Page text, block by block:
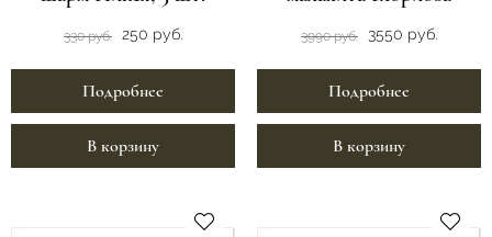
330 руб. 250 руб.
Подробнее
В корзину
3990 руб. 3550 руб.
Подробнее
В корзину